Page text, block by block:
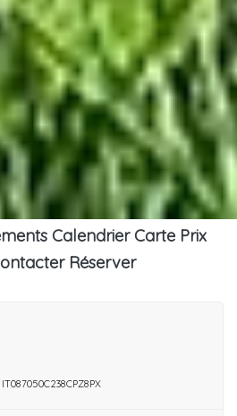
Calendrier Carte Prix
Réserver